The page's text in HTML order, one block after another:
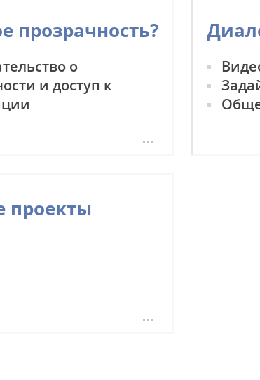
ПРОЗРАЧНОСТЬ
прозрачность?
о
и доступ к
проекты